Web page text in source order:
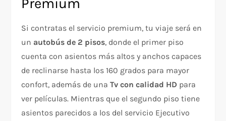
Si contratas el servicio premium, tu viaje será en
un autobús de 2 pisos, donde el primer piso
cuenta con asientos más altos y anchos capaces
de reclinarse hasta los 160 grados para mayor
confort, además de unaTv con calidad HD para
ver películas. Mientras que el segundo piso tiene
asientos parecidos a los del servicio Ejecutivo